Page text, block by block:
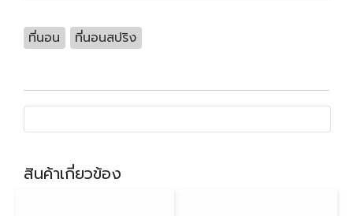
ที่นอน ที่นอนสปริง
สินค้าเกี่ยวข้อง